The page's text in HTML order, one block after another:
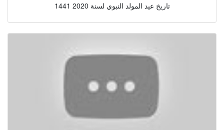
تاريخ عيد المولد النبوي لسنة 2020 1441